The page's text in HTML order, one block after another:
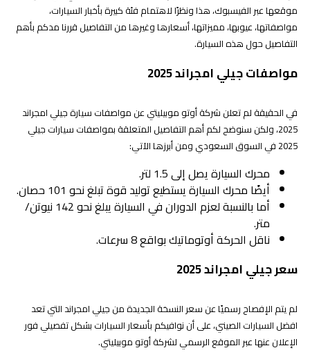
موقعها عبر الفيسبوك، هذا ونظرًا لاهتمام فئة كبيرة بأخبار السيارات،
مواصفاتها، عيوبها، مميزاتها، أسعارها وغيرها من التفاصيل قررنا مدكم بأهم
التفاصيل حول هذه السيارة.
مواصفات جيلي امجراند 2025
في الحقيقة لم تعلن شركة أوتو موبيليتي عن مواصفات سيارة جيلي امجراند
2025، ولكن سنوضح لكم أهم التفاصيل المتعلقة بمواصفات سيارات جيلي
2025 في السوق السعودي ومن أبرزها الآتي:
محرك السيارة يصل إلى 1.5 لتر.
أيضًا محرك السيارة يستطيع توليد قوة تبلغ نحو 101 حصان.
أما بالنسبة لعزم الدوران في السيارة يبلغ نحو 142 نيوتن/
متر.
ناقل الحركة أوتوماتيك بواقع 8 سرعات.
سعر جيلي امجراند 2025
لم يتم الإفصاح رسميًا عن سعر النسخة الجديدة من جيلي امجراند التي تعد
افضل السيارات الصيني، على أن نوافيكم بأسعار السيارات بشكل تفصيلي فور
الإعلان عنها عبر الموقع الرسمي لشركة أوتو موبيليتي.